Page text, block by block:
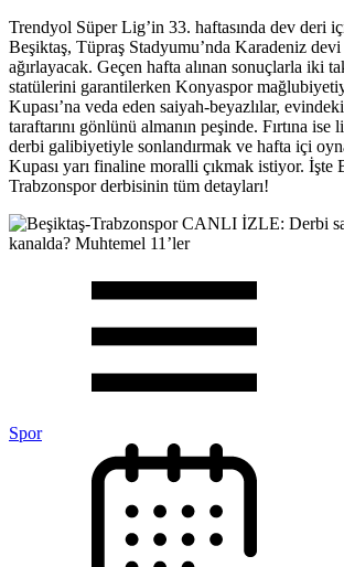
Trendyol Süper Lig’in 33. haftasında dev deri
Beşiktaş, Tüpraş Stadyumu’nda Karadeniz devi
ağırlayacak. Geçen hafta alınan sonuçlarla iki
statülerini garantilerken Konyaspor
Kupası’na veda eden saiyah-beyazlılar,
taraftarını gönlünü almanın peşinde. Fırtına ise
derbi galibiyetiyle sonlandırmak ve hafta içi
Kupası yarı finaline moralli çıkmak istiyor. İşte
Trabzonspor derbisinin tüm detayları!
Spor